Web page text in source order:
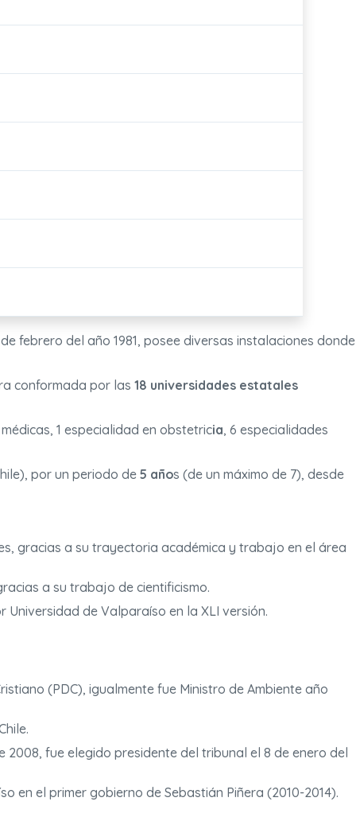
febrero del año 1981, posee diversas instalaciones donde
conformada por las 18 universidades estatales
1 especialidad en obstetricia, 6 especialidades
por un periodo de 5 años (de un máximo de 7), desde
gracias a su trayectoria académica y trabajo en el área
a su trabajo de cientificismo.
Universidad de Valparaíso en la XLI versión.
(PDC), igualmente fue Ministro de Ambiente año
fue elegido presidente del tribunal el 8 de enero del
en el primer gobierno de Sebastián Piñera (2010-2014).